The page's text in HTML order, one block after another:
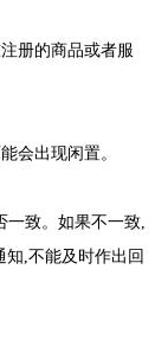
册的商品或者服
会出现闲置。
致。如果不一致,
,不能及时作出回